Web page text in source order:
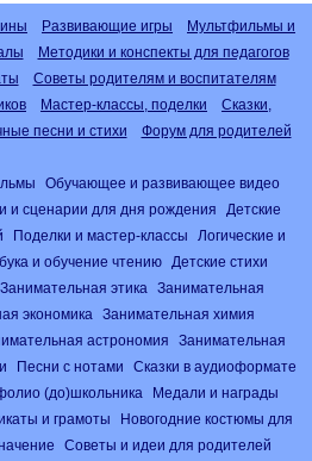
Развивающие игры
Мультфильмы и
Методики и конспекты для педагогов
Советы родителям и воспитателям
Мастер-классы, поделки
Сказки,
песни и стихи Форум для родителей
Обучающее и развивающее видео
и сценарии для дня рождения
Детские
Поделки и мастер-классы
Логические и
и обучение чтению
Детские стихи
Занимательная этика
Занимательная
экономика
Занимательная химия
астрономия
Занимательная
Песни с нотами
Сказки в аудиоформате
(до)школьника
Медали и награды
и грамоты
Новогодние костюмы для
Советы и идеи для родителей